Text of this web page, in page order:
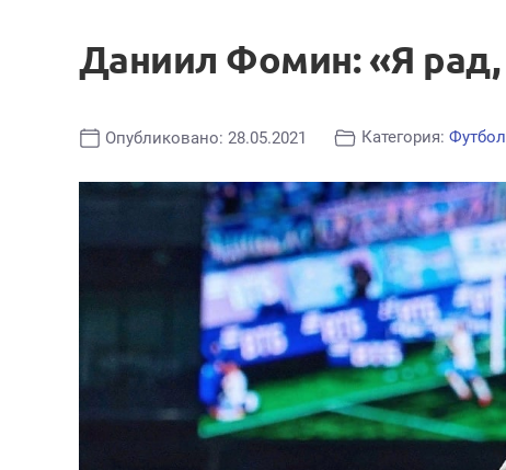
Даниил Фомин: «Я рад,
Опубликовано: 28.05.2021 Категория: Футбол